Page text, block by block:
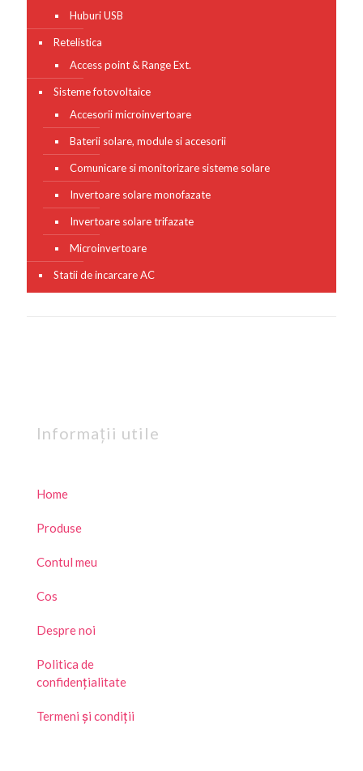
Huburi USB
Retelistica
Access point & Range Ext.
Sisteme fotovoltaice
Accesorii microinvertoare
Baterii solare, module si accesorii
Comunicare si monitorizare sisteme solare
Invertoare solare monofazate
Invertoare solare trifazate
Microinvertoare
Statii de incarcare AC
Informații utile
Home
Produse
Contul meu
Cos
Despre noi
Politica de
confidențialitate
Termeni și condiții